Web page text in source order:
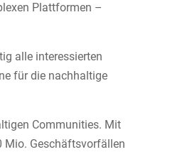
Plattformen –
alle interessierten
für die nachhaltige
Communities. Mit
Mio. Geschäftsvorfällen